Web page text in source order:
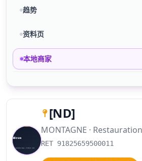
趋势
资料页
本地商家
[ND]
MONTAGNE ·
RET 91825659500011